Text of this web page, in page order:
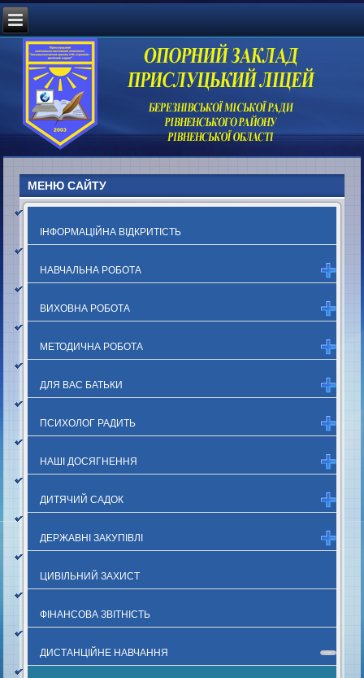
МЕНЮ САЙТУ
ІНФОРМАЦІЙНА ВІДКРИТІСТЬ
НАВЧАЛЬНА РОБОТА
ВИХОВНА РОБОТА
МЕТОДИЧНА РОБОТА
ДЛЯ ВАС БАТЬКИ
ПСИХОЛОГ РАДИТЬ
НАШІ ДОСЯГНЕННЯ
ДИТЯЧИЙ САДОК
ДЕРЖАВНІ ЗАКУПІВЛІ
ЦИВІЛЬНИЙ ЗАХИСТ
ФІНАНСОВА ЗВІТНІСТЬ
ДИСТАНЦІЙНЕ НАВЧАННЯ